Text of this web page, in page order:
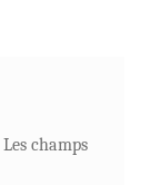
Les champs